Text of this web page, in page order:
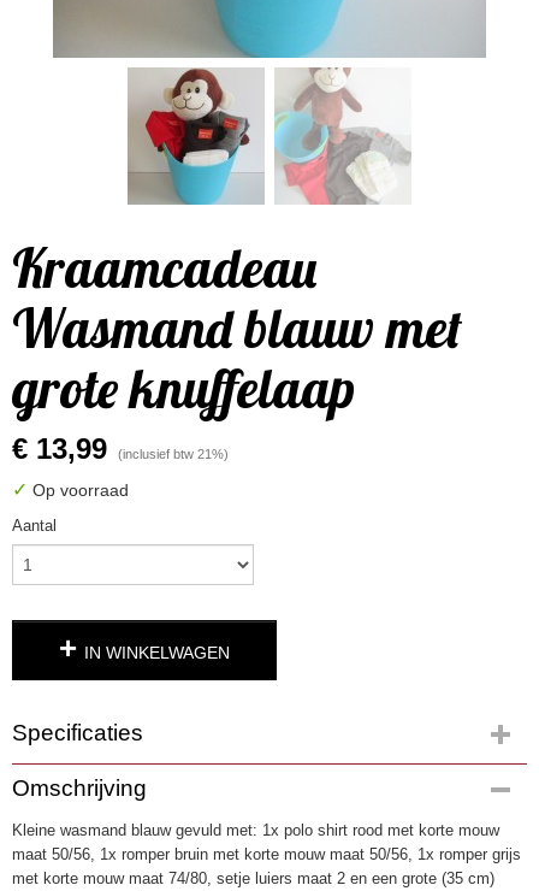
Kraamcadeau
Wasmand blauw met
grote knuffelaap
€ 13,99 (inclusief btw 21%)
✓ Op voorraad
Aantal
IN WINKELWAGEN
Specificaties
Productcode
1032
EAN code
8719189347227
Omschrijving
Kleine wasmand blauw gevuld met: 1x polo shirt rood met korte mouw
maat 50/56, 1x romper bruin met korte mouw maat 50/56, 1x romper grijs
met korte mouw maat 74/80, setje luiers maat 2 en een grote (35 cm)